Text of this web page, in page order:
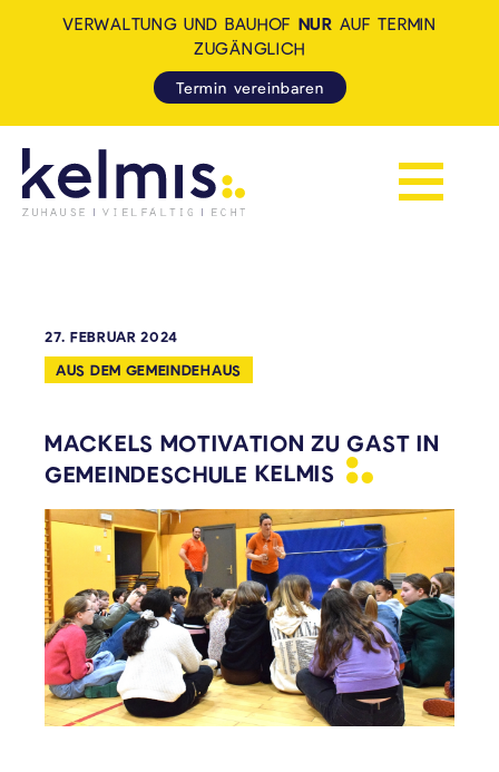
Navigation
VERWALTUNG UND BAUHOF NUR AUF TERMIN
ZUGÄNGLICH
Termin vereinbaren
27. FEBRUAR 2024
AUS DEM GEMEINDEHAUS
MACKELS MOTIVATION ZU GAST IN
GEMEINDESCHULE KELMIS